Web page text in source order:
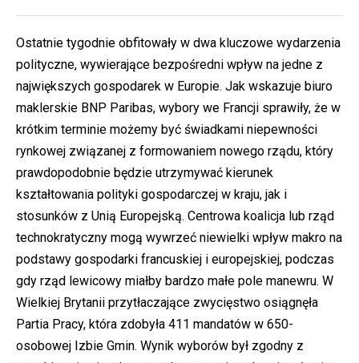
Ostatnie tygodnie obfitowały w dwa kluczowe wydarzenia
polityczne, wywierające bezpośredni wpływ na jedne z
największych gospodarek w Europie. Jak wskazuje biuro
maklerskie BNP Paribas, wybory we Francji sprawiły, że w
krótkim terminie możemy być świadkami niepewności
rynkowej związanej z formowaniem nowego rządu, który
prawdopodobnie będzie utrzymywać kierunek
kształtowania polityki gospodarczej w kraju, jak i
stosunków z Unią Europejską. Centrowa koalicja lub rząd
technokratyczny mogą wywrzeć niewielki wpływ makro na
podstawy gospodarki francuskiej i europejskiej, podczas
gdy rząd lewicowy miałby bardzo małe pole manewru. W
Wielkiej Brytanii przytłaczające zwycięstwo osiągnęła
Partia Pracy, która zdobyła 411 mandatów w 650-
osobowej Izbie Gmin. Wynik wyborów był zgodny z